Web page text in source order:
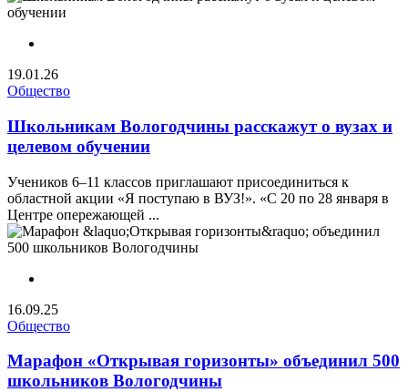
19.01.26
Общество
Школьникам Вологодчины расскажут о вузах и
целевом обучении
Учеников 6–11 классов приглашают присоединиться к
областной акции «Я поступаю в ВУЗ!». «С 20 по 28 января в
Центре опережающей ...
16.09.25
Общество
Марафон «Открывая горизонты» объединил 500
школьников Вологодчины